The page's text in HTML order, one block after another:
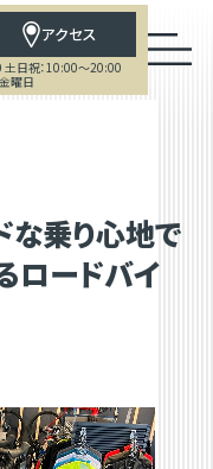
アクセス
日祝：10:00～20:00
曜日
な乗り心地で
ロードバイ